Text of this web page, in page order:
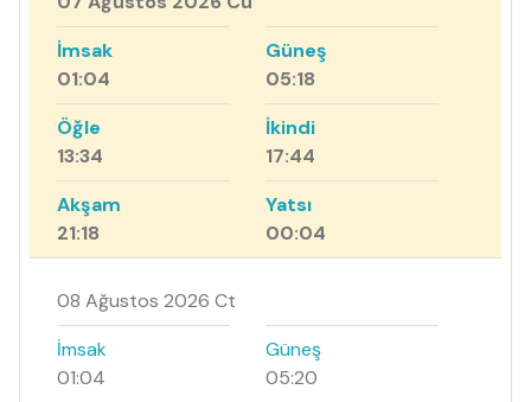
İmsak
01:04
Güneş
05:18
Öğle
13:34
İkindi
17:44
Akşam
21:18
Yatsı
00:04
08 Ağustos 2026 Ct
İmsak
01:04
Güneş
05:20